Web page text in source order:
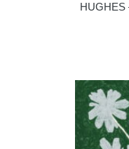
HUGHES